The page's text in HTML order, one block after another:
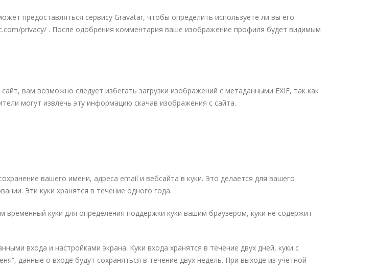
предоставляться сервису Gravatar, чтобы определить используете ли вы его.
privacy/ . После одобрения комментария ваше изображение профиля будет видимым
вам возможно следует избегать загрузки изображений с метаданными EXIF, так как
могут извлечь эту информацию скачав изображения с сайта.
вашего имени, адреса email и вебсайта в куки. Это делается для вашего
Эти куки хранятся в течение одного года.
временный куки для определения поддержки куки вашим браузером, куки не содержит
входа и настройками экрана. Куки входа хранятся в течение двух дней, куки с
данные о входе будут сохраняться в течение двух недель. При выходе из учетной